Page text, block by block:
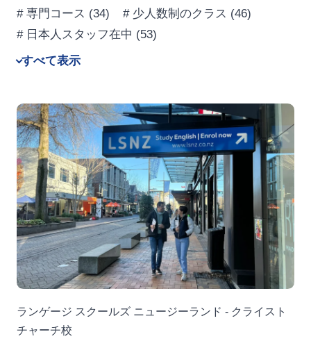
# 専門コース (34) # 少人数制のクラス (46)
# 日本人スタッフ在中 (53)
すべて表示
ランゲージ スクールズ ニュージーランド - クライスト
チャーチ校